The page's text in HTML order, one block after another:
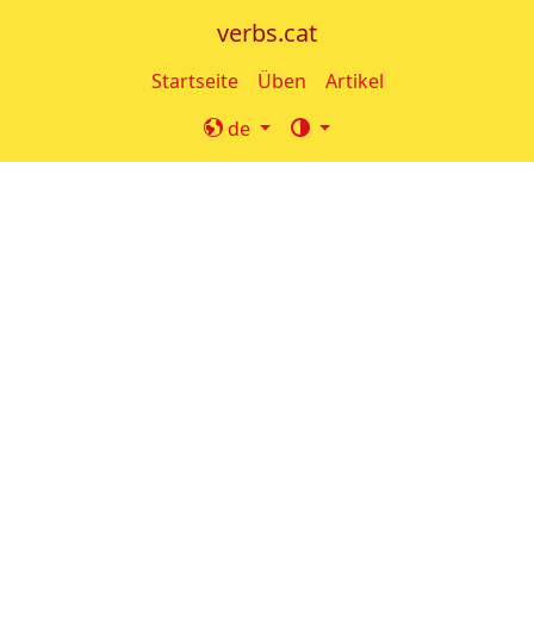
verbs.cat
Startseite Üben
Artikel
de